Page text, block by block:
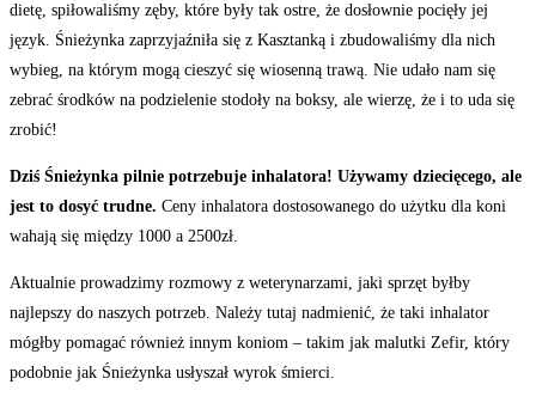
dietę, spiłowaliśmy zęby, które były tak ostre, że dosłownie pocięły jej
język. Śnieżynka zaprzyjaźniła się z Kasztanką i zbudowaliśmy dla nich
wybieg, na którym mogą cieszyć się wiosenną trawą. Nie udało nam się
zebrać środków na podzielenie stodoły na boksy, ale wierzę, że i to uda się
zrobić!
Dziś Śnieżynka pilnie potrzebuje inhalatora! Używamy dziecięcego, ale
jest to dosyć trudne. Ceny inhalatora dostosowanego do użytku dla koni
wahają się między 1000 a 2500zł.
Aktualnie prowadzimy rozmowy z weterynarzami, jaki sprzęt byłby
najlepszy do naszych potrzeb. Należy tutaj nadmienić, że taki inhalator
mógłby pomagać również innym koniom – takim jak malutki Zefir, który
podobnie jak Śnieżynka usłyszał wyrok śmierci.